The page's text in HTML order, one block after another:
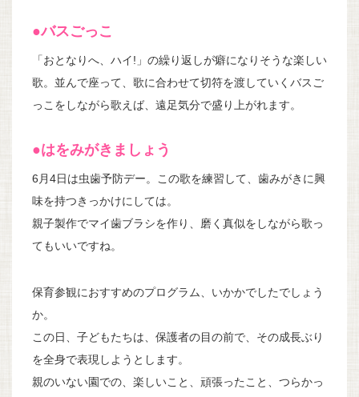
●バスごっこ
「おとなりへ、ハイ!」の繰り返しが癖になりそうな楽しい
歌。並んで座って、歌に合わせて切符を渡していくバスご
っこをしながら歌えば、遠足気分で盛り上がれます。
●はをみがきましょう
6月4日は虫歯予防デー。この歌を練習して、歯みがきに興
味を持つきっかけにしては。
親子製作でマイ歯ブラシを作り、磨く真似をしながら歌っ
てもいいですね。
保育参観におすすめのプログラム、いかかでしたでしょう
か。
この日、子どもたちは、保護者の目の前で、その成長ぶり
を全身で表現しようとします。
親のいない園での、楽しいこと、頑張ったこと、つらかっ